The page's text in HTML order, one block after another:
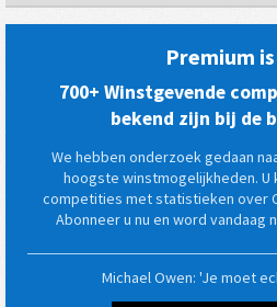
Premium
700+ Winstgevende
bekend zijn bij de
We hebben onderzoek gedaan
hoogste winstmogelijkheden.
competities met statistieken over
Abonneer u nu en word vandaag
Michael Owen: 'Je moet